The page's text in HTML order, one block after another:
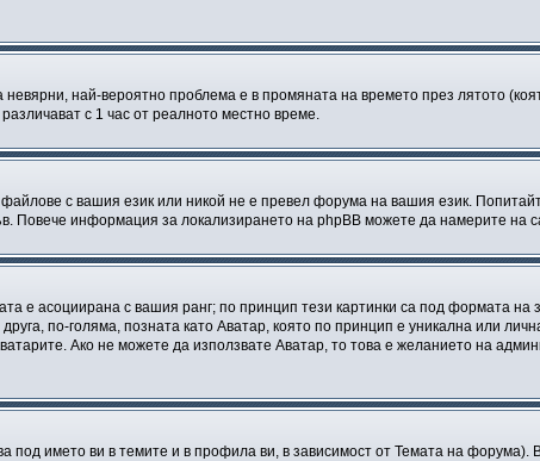
най-вероятно проблема е в промяната на времето през лятото
с 1 час от реалното местно време.
с вашия език или никой не е превел форума на вашия език.
Повече информация за локализирането на phpBB можете да намерите на
е асоциирана с вашия ранг; по принцип тези картинки са под формата
по-голяма, позната като Аватар, която по принцип е уникална или
Ако не можете да използвате Аватар, то това е желанието на
под името ви в темите и в профила ви, в зависимост от Темата на